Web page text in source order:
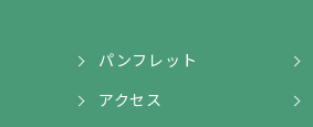
パンフレット
アクセス